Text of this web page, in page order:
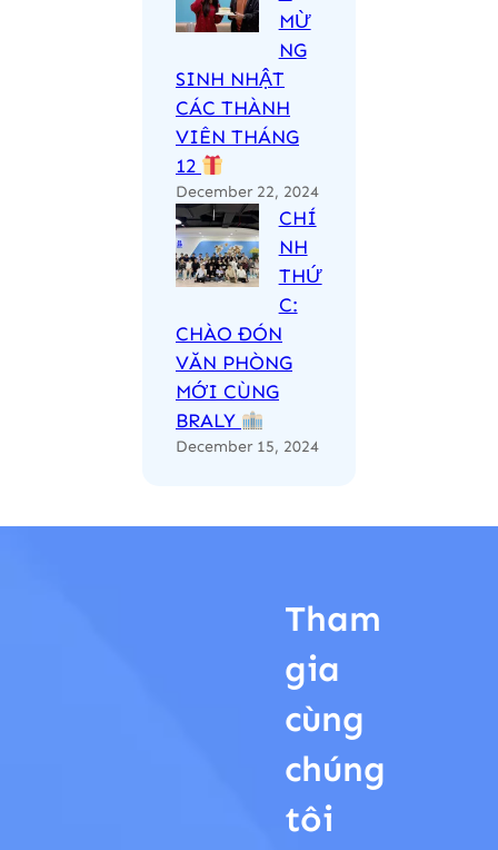
MỪ
NG
SINH NHẬT
CÁC THÀNH
VIÊN THÁNG
12
December 22, 2024
CHÍ
NH
THỨ
C:
CHÀO ĐÓN
VĂN PHÒNG
MỚI CÙNG
BRALY
December 15, 2024
Tham
gia
cùng
chúng
tôi